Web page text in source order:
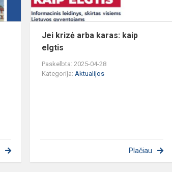
Jei krizė arba karas: kaip
elgtis
Paskelbta: 2025-04-28
Kategorija:Aktualijos
Plačiau